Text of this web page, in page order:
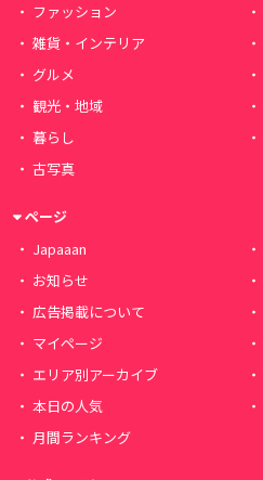
ファッション
雑貨・インテリア
グルメ
観光・地域
暮らし
古写真
ページ
Japaaan
お知らせ
広告掲載について
マイページ
エリア別アーカイブ
本日の人気
月間ランキング